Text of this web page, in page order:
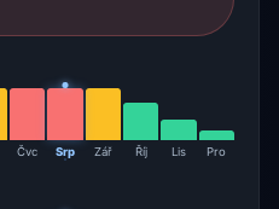
Čvc Srp Zář Říj Lis Pro